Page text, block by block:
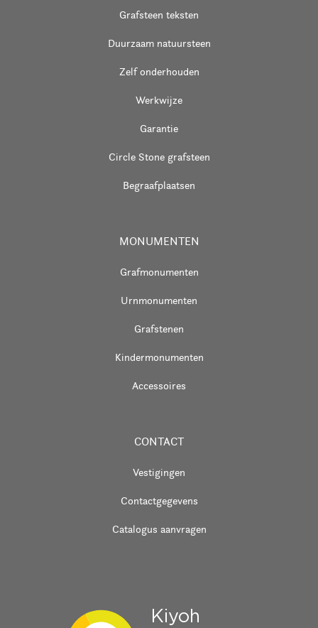
Grafsteen teksten
Duurzaam natuursteen
Zelf onderhouden
Werkwijze
Garantie
Circle Stone grafsteen
Begraafplaatsen
MONUMENTEN
Grafmonumenten
Urnmonumenten
Grafstenen
Kindermonumenten
Accessoires
CONTACT
Vestigingen
Contactgegevens
Catalogus aanvragen